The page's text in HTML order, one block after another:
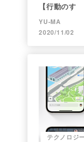
【行動のすゝ
YU-MA
2020/11/02
テクノロジ